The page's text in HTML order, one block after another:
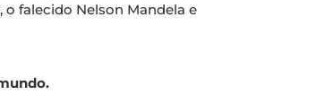
o falecido Nelson Mandela e